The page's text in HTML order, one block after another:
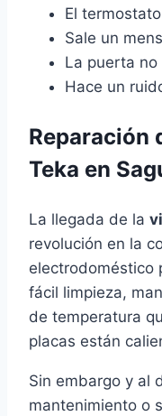
El
Sale un
La puerta no
Hace un
Reparación
Teka en
La llegada de la
revolución en la
electrodoméstico
fácil limpieza,
de temperatura
placas están
Sin embargo y al
mantenimiento o